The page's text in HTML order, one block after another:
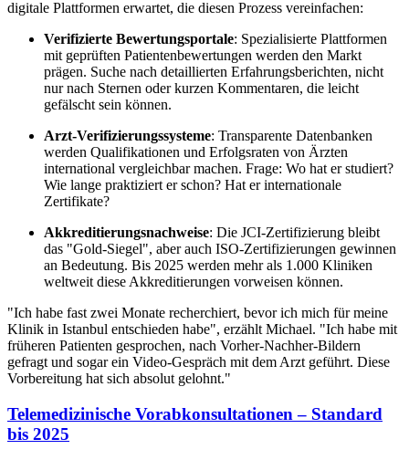
digitale Plattformen erwartet, die diesen Prozess vereinfachen:
Verifizierte Bewertungsportale: Spezialisierte Plattformen
mit geprüften Patientenbewertungen werden den Markt
prägen. Suche nach detaillierten Erfahrungsberichten, nicht
nur nach Sternen oder kurzen Kommentaren, die leicht
gefälscht sein können.
Arzt-Verifizierungssysteme: Transparente Datenbanken
werden Qualifikationen und Erfolgsraten von Ärzten
international vergleichbar machen. Frage: Wo hat er studiert?
Wie lange praktiziert er schon? Hat er internationale
Zertifikate?
Akkreditierungsnachweise: Die JCI-Zertifizierung bleibt
das "Gold-Siegel", aber auch ISO-Zertifizierungen gewinnen
an Bedeutung. Bis 2025 werden mehr als 1.000 Kliniken
weltweit diese Akkreditierungen vorweisen können.
"Ich habe fast zwei Monate recherchiert, bevor ich mich für meine
Klinik in Istanbul entschieden habe", erzählt Michael. "Ich habe mit
früheren Patienten gesprochen, nach Vorher-Nachher-Bildern
gefragt und sogar ein Video-Gespräch mit dem Arzt geführt. Diese
Vorbereitung hat sich absolut gelohnt."
Telemedizinische Vorabkonsultationen – Standard
bis 2025